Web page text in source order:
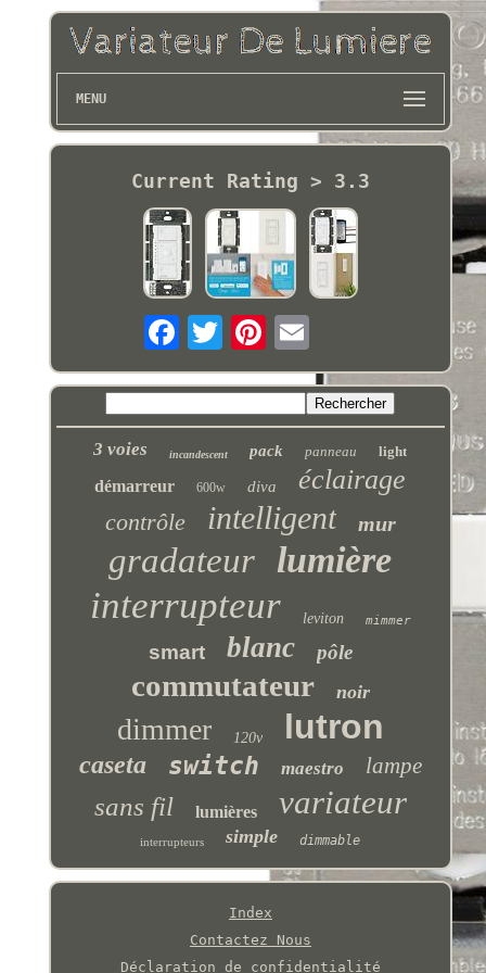
MENU
Current Rating > 3.3
3 voies incandescent pack panneau light
démarreur 600w diva éclairage
contrôle intelligent mur
gradateur lumière
interrupteur leviton mimmer
smart blanc pôle
commutateur noir
dimmer 120v lutron
caseta switch maestro lampe
sans fil lumières variateur
interrupteurs simple dimmable
Index
Contactez Nous
Déclaration de confidentialité